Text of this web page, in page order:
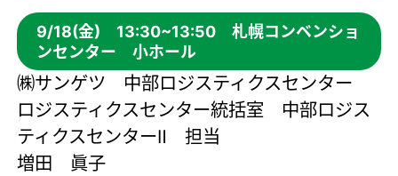
9/18(金) 13:30~13:50 札幌コンベンショ
ンセンター 小ホール
㈱サンゲツ 中部ロジスティクスセンター
ロジスティクスセンター統括室 中部ロジス
ティクスセンターⅡ 担当
増田 眞子